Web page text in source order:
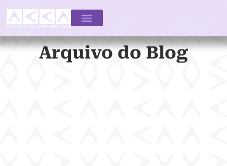
Arquivo do Blog